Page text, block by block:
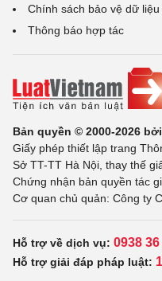
Chính sách bảo vệ dữ liệu
Thông báo hợp tác
Bản quyền © 2000-2026
Giấy phép thiết lập trang
Sở TT-TT Hà Nội, thay thế
Chứng nhận bản quyền tác
Cơ quan chủ quản: Công ty
Hỗ trợ về dịch vụ: 0938
Hỗ trợ giải đáp pháp luật: